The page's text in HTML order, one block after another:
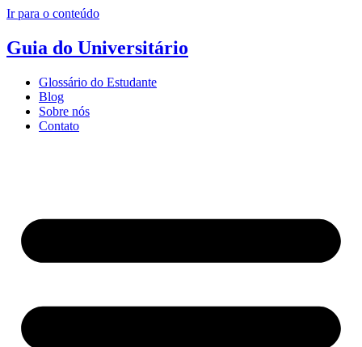
Ir para o conteúdo
Guia do Universitário
Glossário do Estudante
Blog
Sobre nós
Contato